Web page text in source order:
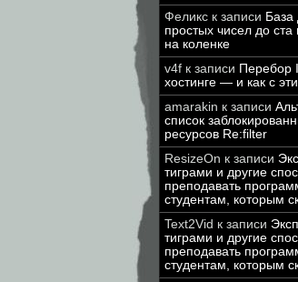
Феликс к записи
простых чисел до
на коленке
v4f к записи Перебор
хостинге — и как с
amarakin к записи
список
ресурсов Re:filter
ResizeOn к записи
тиграми и другие
преподавать
студентам, которым
Text2Vid к записи
тиграми и другие
преподавать
студентам, которым